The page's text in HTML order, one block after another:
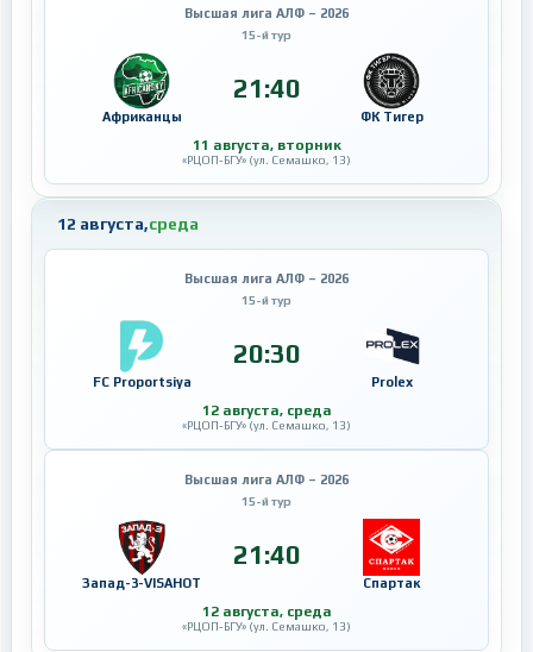
Высшая лига АЛФ – 2026
15-й тур
Африканцы
21:40
ФК Тигер
11 августа, вторник
«РЦОП-БГУ» (ул. Семашко, 13)
12 августа,среда
Высшая лига АЛФ – 2026
15-й тур
FC Proportsiya
20:30
Prolex
12 августа, среда
«РЦОП-БГУ» (ул. Семашко, 13)
Высшая лига АЛФ – 2026
15-й тур
Запад-3-VISAHOT
21:40
Спартак
12 августа, среда
«РЦОП-БГУ» (ул. Семашко, 13)